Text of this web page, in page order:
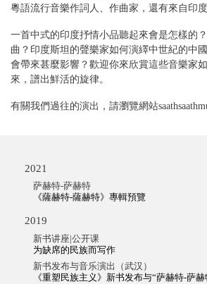
粵語流行音樂作詞人、作曲家，還有來自印
一首中式的印度抒情小品聽起來會是怎樣的
曲？印度斯坦的聲樂家如何演繹中世紀的中
會帶來甚麼影響？歡迎你來欣賞這些音樂家
來，譜出鮮活的旋律。
有關我們過往的演出，請瀏覽網站
2021
萨赫特-萨赫特
《薩赫特-薩赫特》專輯預覽
2019
新书讲座|公开课
为缺席的民族而写作
新书发布与音乐演出（武汉）
《重塑民族主义》新书发布与“萨赫特-萨